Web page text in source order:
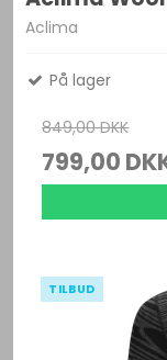
Aclima
På lager
849,00 DKK
799,00
TILBUD